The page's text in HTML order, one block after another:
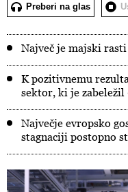
Preberi na glas
Največ je majski
K pozitivnemu
sektor, ki je
Največje evropsko
stagnaciji postopno